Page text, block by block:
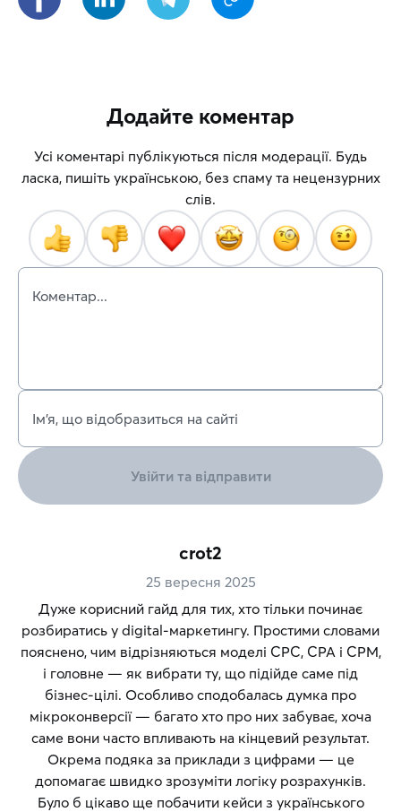
Додайте коментар
Усі коментарі публікуються після модерації. Будь
ласка, пишіть українською, без спаму та нецензурних
слів.
Коментар...
Ім’я, що відобразиться на сайті
Увійти та відправити
crot2
25 вересня 2025
Дуже корисний гайд для тих, хто тільки починає
розбиратись у digital-маркетингу. Простими словами
пояснено, чим відрізняються моделі CPC, CPA і CPM,
і головне — як вибрати ту, що підійде саме під
бізнес-цілі. Особливо сподобалась думка про
мікроконверсії — багато хто про них забуває, хоча
саме вони часто впливають на кінцевий результат.
Окрема подяка за приклади з цифрами — це
допомагає швидко зрозуміти логіку розрахунків.
Було б цікаво ще побачити кейси з українського